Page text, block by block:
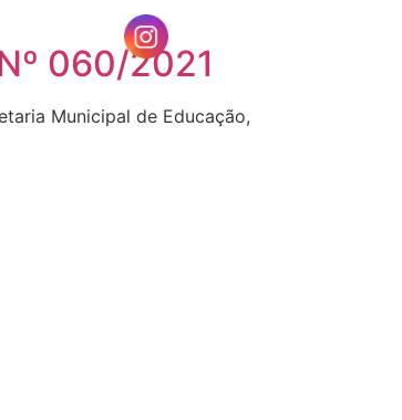
060/2021
Municipal de Educação,